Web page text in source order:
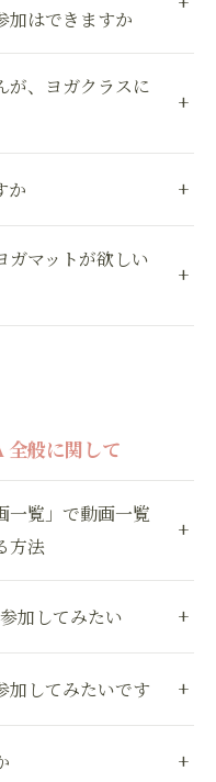
加はできますか
が、ヨガクラスに
か
ガマットが欲しい
全般に関して
一覧」で動画一覧
方法
加してみたい
加してみたいです